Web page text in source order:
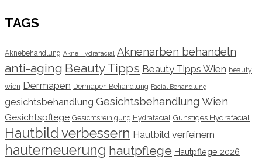
TAGS
Aknebehandlung Akne Hydrafacial Aknenarben behandeln
anti-aging Beauty Tipps Beauty Tipps Wien beauty
wien Dermapen Dermapen Behandlung Facial Behandlung
gesichtsbehandlung Gesichtsbehandlung Wien
Gesichtspflege Gesichtsreinigung Hydrafacial Günstiges Hydrafacial
Hautbild verbessern Hautbild verfeinern
hauterneuerung hautpflege Hautpflege 2026